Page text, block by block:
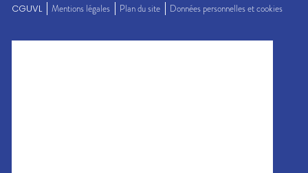
CGUVL Mentions légales Plan du site Données personnelles et cookies